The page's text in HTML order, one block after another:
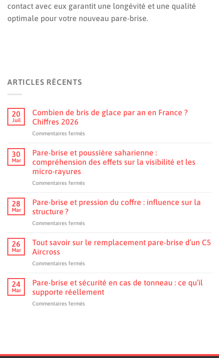
contact avec eux garantit une longévité et une qualité
optimale pour votre nouveau pare-brise.
ARTICLES RÉCENTS
20
Juil
Combien de bris de glace par an en France ?
Chiffres 2026
Commentaires fermés
bris
de
en
30
Mar
Pare-brise et poussière saharienne :
compréhension des effets sur la visibilité et les
micro-rayures
Commentaires fermés
compréhension
visibilité
et
28
Mar
Pare-brise et pression du coffre : influence sur la
structure ?
Commentaires fermés
brise
influence
sur
26
Mar
Tout savoir sur le remplacement pare-brise d’un C5
Aircross
Commentaires fermés
savoir
le
24
Mar
Pare-brise et sécurité en cas de tonneau : ce qu’il
supporte réellement
Commentaires fermés
cas